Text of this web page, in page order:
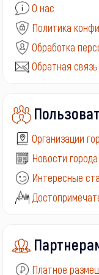
О нас
Политика
Обработка
Обратная связь
Организации
Новости города
Интересные
Платное